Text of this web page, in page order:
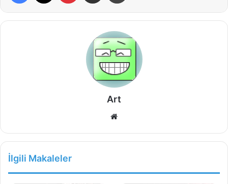
Art
İlgili Makaleler